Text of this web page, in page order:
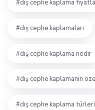
dış cephe kaplama
dış cephe kaplamaları
dış cephe kaplama nedir
dış cephe kaplamanın
dış cephe kaplama türleri